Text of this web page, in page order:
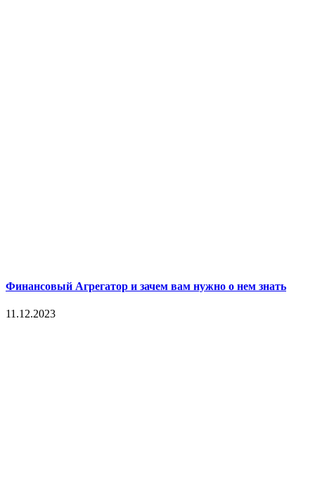
Финансовый Агрегатор и зачем вам нужно о нем знать
11.12.2023